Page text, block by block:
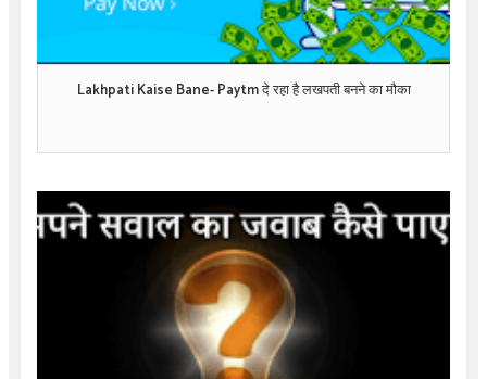
Lakhpati Kaise Bane- Paytm दे रहा है लखपती बनने का मौका